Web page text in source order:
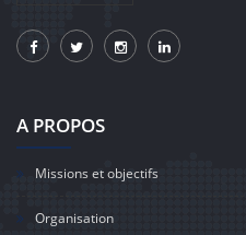
A PROPOS
Missions et objectifs
Organisation